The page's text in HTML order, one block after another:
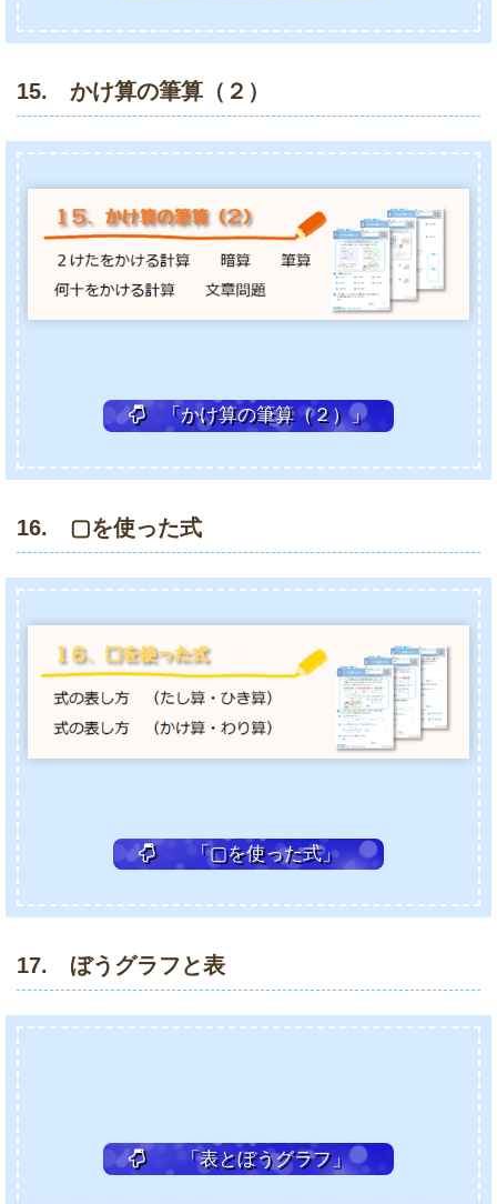
15. かけ算の筆算（２）
「かけ算の筆算（２）」
16. ▢を使った式
「▢を使った式」
17. ぼうグラフと表
「表とぼうグラフ」